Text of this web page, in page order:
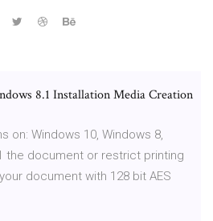
8.1 Installation Media Creation
on: Windows 10, Windows 8,
the document or restrict printing
document with 128 bit AES